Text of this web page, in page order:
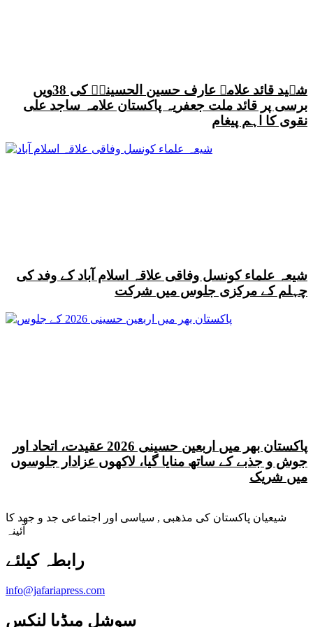
شہید قائد علامہ عارف حسین الحسینیؒ کی 38ویں
برسی پر قائد ملت جعفریہ پاکستان علامہ ساجد علی
نقوی کا اہم پیغام
شیعہ علماء کونسل وفاقی علاقہ اسلام آباد کے وفد کی
چہلم کے مرکزی جلوس میں شرکت
پاکستان بھر میں اربعین حسینی 2026 عقیدت، اتحاد اور
جوش و جذبے کے ساتھ منایا گیا، لاکھوں عزادار جلوسوں
میں شریک
شیعیان پاکستان کی مذهبی , سیاسی اور اجتماعی جد و جهد کا
آئینہ
info@jafariapress.com​
سوشل میڈیا لنکس